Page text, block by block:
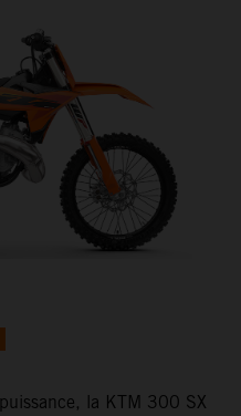
la KTM 300 SX